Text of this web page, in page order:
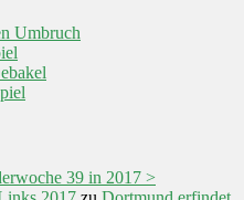
Umbruch
39 in 2017 >